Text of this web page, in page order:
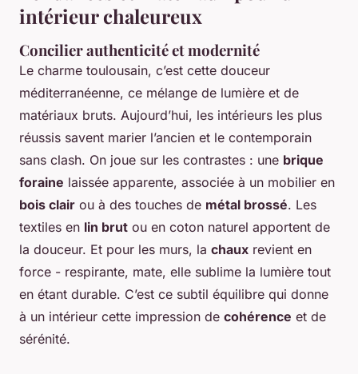
intérieur chaleureux
Concilier authenticité et modernité
Le charme toulousain, c’est cette douceur
méditerranéenne, ce mélange de lumière et de
matériaux bruts. Aujourd’hui, les intérieurs les plus
réussis savent marier l’ancien et le contemporain
sans clash. On joue sur les contrastes : une brique
foraine laissée apparente, associée à un mobilier en
bois clair ou à des touches de métal brossé. Les
textiles en lin brut ou en coton naturel apportent de
la douceur. Et pour les murs, la chaux revient en
force - respirante, mate, elle sublime la lumière tout
en étant durable. C’est ce subtil équilibre qui donne
à un intérieur cette impression de cohérence et de
sérénité.